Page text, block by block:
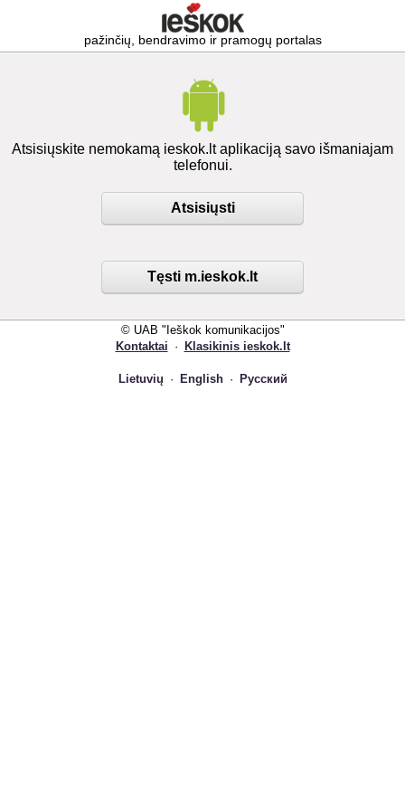
pažinčių, bendravimo ir pramogų portalas
Atsisiųskite nemokamą ieskok.lt aplikaciją savo išmaniajam
telefonui.
Atsisiųsti
Tęsti m.ieskok.lt
© UAB "Ieškok komunikacijos"
Kontaktai · Klasikinis ieskok.lt
Lietuvių · English · Русский